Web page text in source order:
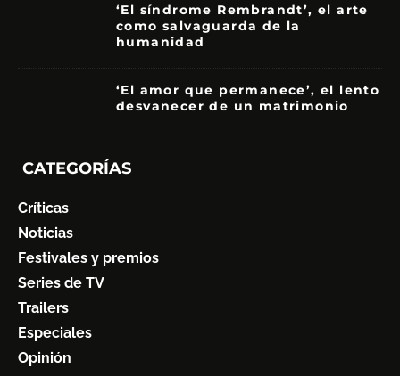
‘El síndrome Rembrandt’, el arte
como salvaguarda de la
humanidad
‘El amor que permanece’, el lento
desvanecer de un matrimonio
CATEGORÍAS
Críticas
Noticias
Festivales y premios
Series de TV
Trailers
Especiales
Opinión